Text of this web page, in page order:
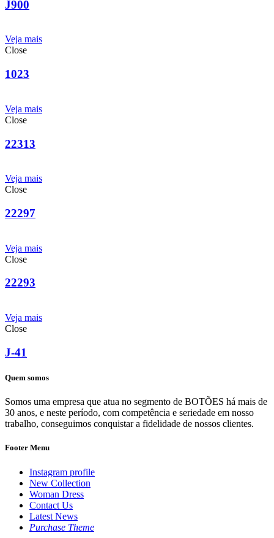
J900
Veja mais
Close
1023
Veja mais
Close
22313
Veja mais
Close
22297
Veja mais
Close
22293
Veja mais
Close
J-41
Quem somos
Somos uma empresa que atua no segmento de BOTÕES há mais de
30 anos, e neste período, com competência e seriedade em nosso
trabalho, conseguimos conquistar a fidelidade de nossos clientes.
Footer Menu
Instagram profile
New Collection
Woman Dress
Contact Us
Latest News
Purchase Theme